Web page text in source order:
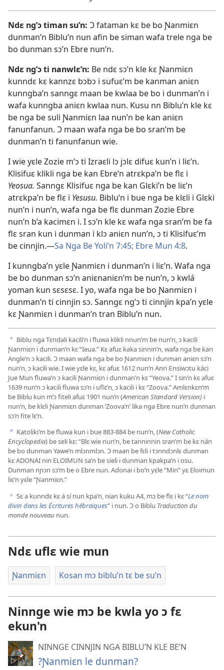
Ndɛ ng’ɔ timan su’n: Ɔ fataman kɛ be bo Ɲanmiɛn
dunman’n Biblu’n nun afin be siman wafa trele nga be
bo dunman sɔ’n Ebre nun’n.
Ndɛ ng’ɔ ti nanwlɛ’n: Be ndɛ sɔ’n kle kɛ Ɲanmiɛn
kunndɛ kɛ kannzɛ bɔbɔ i sufuɛ’m be kanman aniɛn
kunngba’n sanngɛ maan be kwlaa be bo i dunman’n i
wafa kunngba aniɛn kwlaa nun. Kusu nn Biblu’n kle kɛ
be nga be suli Ɲanmiɛn laa nun’n be kan aniɛn
fanunfanun. Ɔ maan wafa nga be bo sran’m be
dunman’n ti fanunfanun wie.
I wie yɛle Zozie m’ɔ ti Izraɛli lɔ jɔlɛ difuɛ kun’n i liɛ’n.
Klisifuɛ klikli nga be kan Ebre’n atrɛkpa’n be flɛ i
Yeosua. Sanngɛ Klisifuɛ nga be kan Glɛki’n be liɛ’n
atrɛkpa’n be flɛ i Yesusu. Biblu’n i bue nga be klɛli i Glɛki
nun’n i nun’n, wafa nga be flɛ dunman Zozie Ebre
nun’n b’a kacimɛn i. I sɔ’n kle kɛ wafa nga sran’m be fa
flɛ sran kun i dunman i klɔ aniɛn nun’n, ɔ ti Klisifuɛ’m
be cinnjin.​—Sa Nga Be Yoli’n 7:​45; Ebre Mun 4:8.
I kunngba’n yɛle Ɲanmiɛn i dunman’n i liɛ’n. Wafa nga
be bo dunman sɔ’n aniɛnaniɛn’m be nun’n, ɔ kwlá
yoman kun sɛsɛsɛ. I yo, wafa nga be bo Ɲanmiɛn i
dunman’n ti cinnjin sɔ. Sanngɛ ng’ɔ ti cinnjin kpa’n yɛle
kɛ Ɲanmiɛn i dunman’n tran Biblu’n nun.
a Biblu nga Tɛndali kacili’n i fluwa klikli nnun’m be nun’n, ɔ kacili
Ɲanmiɛn i dunman’n kɛ “Ieua.” Kɛ afuɛ kaka sinnin’n, wafa nga be kan
Angle’n ɔ kacili. Ɔ maan wafa nga be bo Ɲanmiɛn i dunman aniɛn sɔ’n
nun’n, ɔ kacili wie. I wie yɛle kɛ, kɛ afuɛ 1612 nun’n Anri Ɛnsiwɔtu káci
Jue Mun fluwa’n ɔ kacili Ɲanmiɛn i dunman’n kɛ “Yeova.” I sin’n kɛ afuɛ
1639 nun’n ɔ kacili fluwa sɔ’n i uflɛ’n, ɔ kacili i kɛ “Zoova.” Amlɛnkɛn’m
be Biblu kun m’ɔ fiteli afuɛ 1901 nun’n (American Standard Version) i
nun’n, be klɛli Ɲanmiɛn dunman ‘Zoova’n’ lika nga Ebre nun’n dunman
sɔ’n fite lɛ’n.
b Katoliki’m be fluwa kun i bue 883-​884 be nun’n, (New Catholic
Encyclopedia) be seli kɛ: “Blɛ wie nun’n, be tanninnin sran’m be kɛ nán
be bo dunman Yawe’n mlɔnmlɔn. Ɔ maan be fɛli i tɔnndɔnlɛ dunman
kɛ ADONAI nin ELOIMUN sa’n be sieli i dunman kpakpa’n i osu.
Dunman nɲɔn sɔ’m be o Ebre nun. Adonai i bo’n yɛle “Min” yɛ Eloimun
liɛ’n yɛle “Ɲanmiɛn.”
c Sɛ a kunndɛ kɛ á sí nun kpa’n, nian kuku A4, mɔ be flɛ i kɛ “Le nom
divin dans les Écritures hébraïques” i nun. Ɔ o Biblu Traduction du
monde nouveau nun.
Ndɛ uflɛ wie mun
Ɲanmiɛn Kosan mɔ biblu’n tɛ be su’n
Ninnge wie mɔ be kwla yo ɔ fɛ
ekun'n
NINNGE CINNJIN NGA BIBLU’N KLE BE’N
?Ɲanmiɛn le dunman?